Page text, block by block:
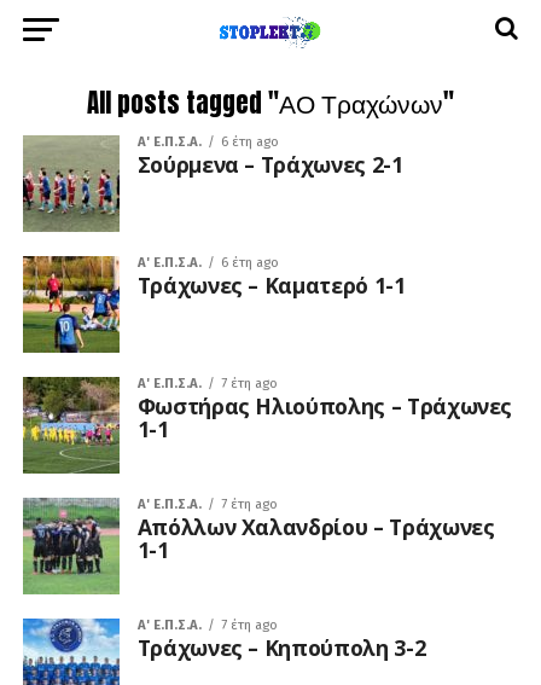
All posts tagged "ΑΟ Τραχώνων"
A' Ε.Π.Σ.Α. 6 έτη ago
Σούρμενα – Τράχωνες 2-1
A' Ε.Π.Σ.Α. 6 έτη ago
Τράχωνες – Καματερό 1-1
A' Ε.Π.Σ.Α. 7 έτη ago
Φωστήρας Ηλιούπολης – Τράχωνες
1-1
A' Ε.Π.Σ.Α. 7 έτη ago
Απόλλων Χαλανδρίου – Τράχωνες
1-1
A' Ε.Π.Σ.Α. 7 έτη ago
Τράχωνες – Κηπούπολη 3-2